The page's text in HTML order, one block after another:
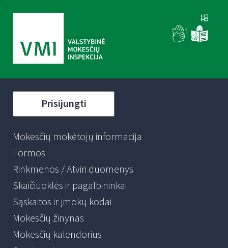
Prisijungti
Mokesčių mokėtojų informacija
Formos
Rinkmenos / Atviri duomenys
Skaičiuoklės ir pagalbininkai
Sąskaitos ir įmokų kodai
Mokesčių žinynas
Mokesčių kalendorius